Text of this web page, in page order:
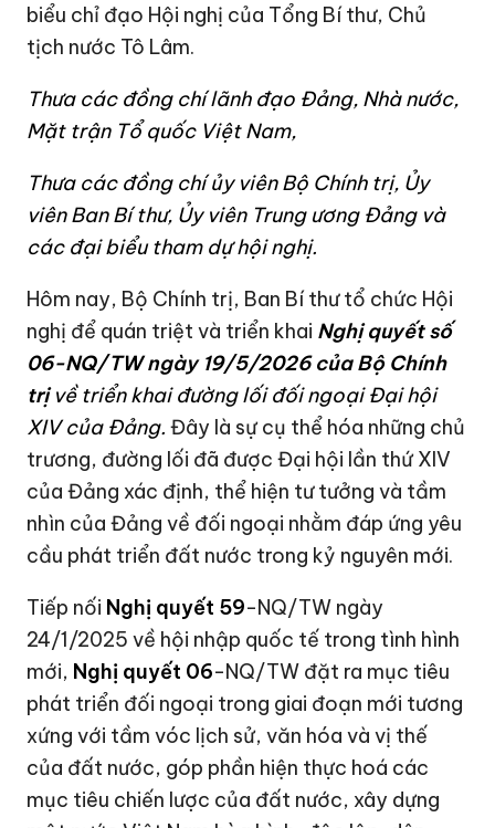
biểu chỉ đạo Hội nghị của Tổng Bí thư, Chủ
tịch nước Tô Lâm.
Thưa các đồng chí lãnhđạo Đảng, Nhà nước,
Mặt trận Tổ quốc Việt Nam,
Thưa các đồng chí ủy viênBộ Chính trị, Ủy
viên Ban Bí thư, Ủy viên Trung ương Đảng và
các đại biểu tham dự hội nghị.
Hôm nay, Bộ Chính trị, Ban Bí thư tổ chức Hội
nghị để quán triệt và triển khai Nghị quyết số
06-NQ/TW ngày 19/5/2026 của Bộ Chính
trị về triển khai đường lối đối ngoại Đại hội
XIVcủa Đảng. Đây là sự cụ thể hóa những chủ
trương, đường lối đã được Đại hội lần thứ XIV
của Đảng xác định, thể hiện tư tưởng và tầm
nhìn của Đảng về đối ngoại nhằm đáp ứng yêu
cầu phát triển đất nước trong kỷ nguyên mới.
Tiếp nối Nghị quyết 59-NQ/TW ngày
24/1/2025 về hội nhập quốc tế trong tình hình
mới, Nghị quyết 06-NQ/TW đặt ra mục tiêu
phát triển đối ngoại trong giai đoạn mới tương
xứng với tầm vóc lịch sử, văn hóa và vị thế
của đất nước, góp phần hiện thực hoá các
mục tiêu chiến lược của đất nước, xây dựng